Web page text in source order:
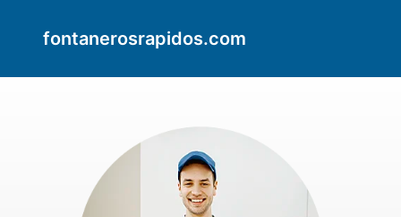
fontanerosrapidos.com